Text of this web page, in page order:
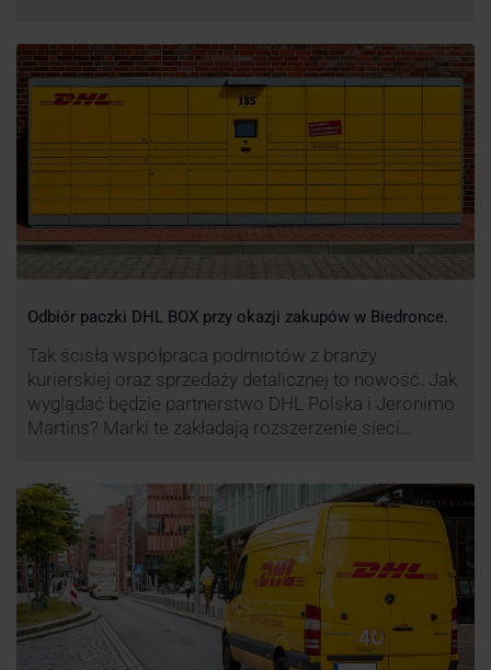
oszukać cyberprzestępcom, którzy próbują
wykorzystać problemy przedsiębiorstw działających
w branży kurierskiej?
Odbiór paczki DHL BOX przy okazji zakupów w Biedronce.
Tak ścisła współpraca podmiotów z branży
kurierskiej oraz sprzedaży detalicznej to nowość. Jak
wyglądać będzie partnerstwo DHL Polska i Jeronimo
Martins? Marki te zakładają rozszerzenie sieci